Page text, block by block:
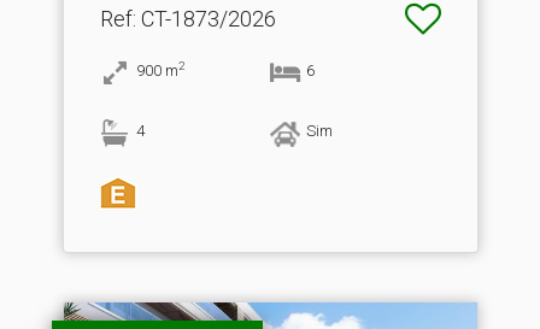
Ref: CT-1873/2026
900 m2 6
4 Sim